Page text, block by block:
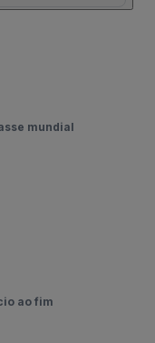
mundial
ao fim